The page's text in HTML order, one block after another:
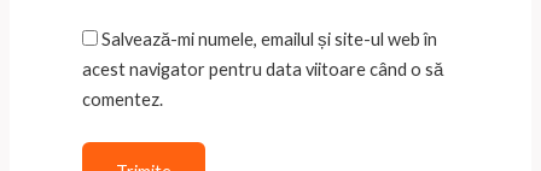
Salvează-mi numele, emailul și site-ul web în
acest navigator pentru data viitoare când o să
comentez.